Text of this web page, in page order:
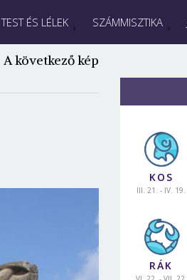
TEST ÉS LÉLEK SZÁMMISZTIKA
A következő kép
KOS
III. 21. - IV. 19.
RÁK